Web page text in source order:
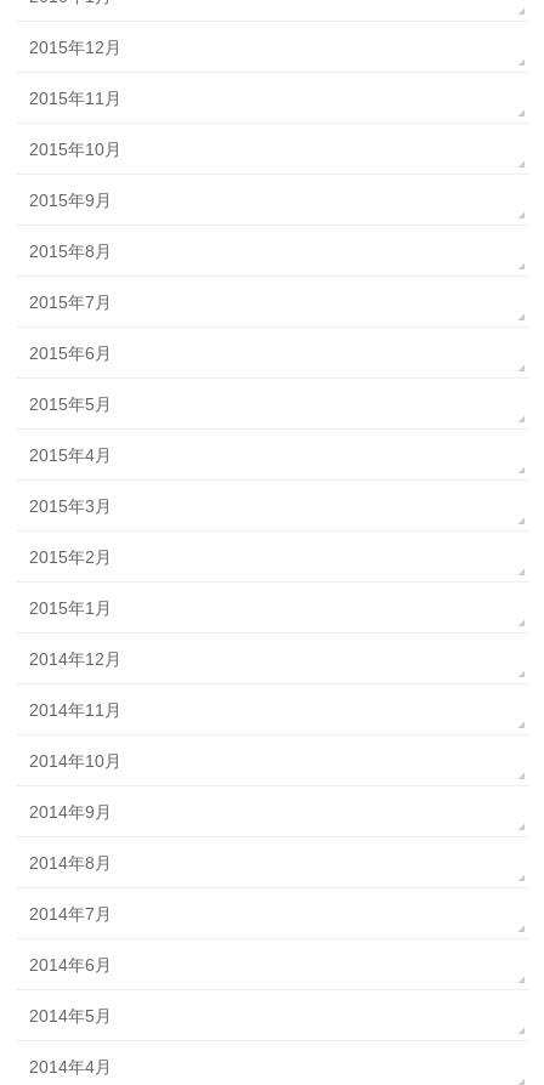
2015年12月
2015年11月
2015年10月
2015年9月
2015年8月
2015年7月
2015年6月
2015年5月
2015年4月
2015年3月
2015年2月
2015年1月
2014年12月
2014年11月
2014年10月
2014年9月
2014年8月
2014年7月
2014年6月
2014年5月
2014年4月